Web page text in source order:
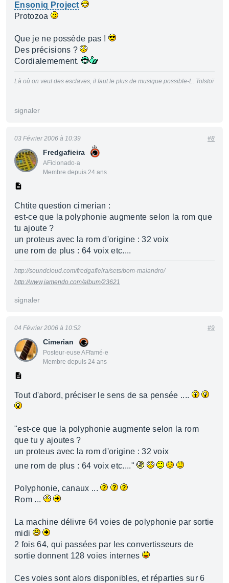
Ensoniq Project
Protozoa
Que je ne possède pas !
Des précisions ?
Cordialemement.
Là où on veut des esclaves, il faut le plus de musique possible-L. Tolstoï
signaler
Fredgafieira
AFicionado·a
Membre depuis 24 ans
03 Février 2006 à 10:39 #8
Chtite question cimerian :
est-ce que la polyphonie augmente selon la rom que
tu ajoute ?
un proteus avec la rom d'origine : 32 voix
une rom de plus : 64 voix etc....
http://soundcloud.com/fredgafieira/sets/bom-malandro/
http://www.jamendo.com/album/23621
signaler
Cimerian
Posteur·euse AFfamé·e
Membre depuis 24 ans
04 Février 2006 à 10:52 #9
Tout d'abord, préciser le sens de sa pensée ....
"est-ce que la polyphonie augmente selon la rom
que tu y ajoutes ?
un proteus avec la rom d'origine : 32 voix
une rom de plus : 64 voix etc...."
Polyphonie, canaux ...
Rom ...
La machine délivre 64 voies de polyphonie par sortie
midi
2 fois 64, qui passées par les convertisseurs de
sortie donnent 128 voies internes
Ces voies sont alors disponibles, et réparties sur 6